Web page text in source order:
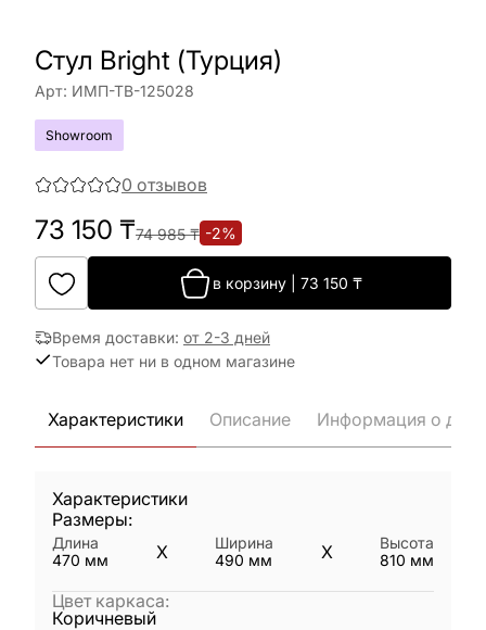
Стул Bright (Турция)
Арт: ИМП-ТВ-125028
Showroom
0 отзывов
73 150 ₸74 985₸ -2%
в корзину| 73 150 ₸
Время доставки: от 2-3 дней
Товара нет ни в одном магазине
Характеристики Описание Информация о
Характеристики
Размеры:
Длина
470 мм X
Ширина
490 мм X
Высота
810 мм
Цвет каркаса:
Коричневый